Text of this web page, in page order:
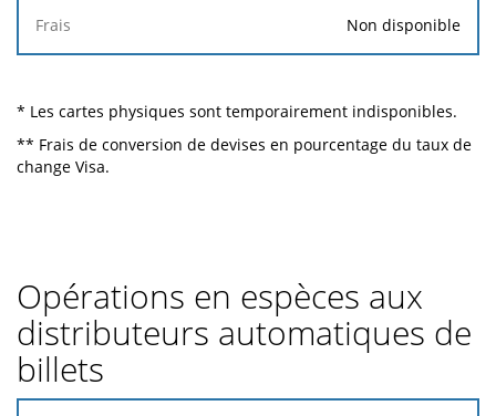
Non disponible
* Les cartes physiques sont temporairement indisponibles.
** Frais de conversion de devises en pourcentage du taux de
change Visa.
Opérations en espèces aux
distributeurs automatiques de
billets